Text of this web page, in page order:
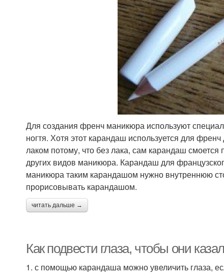
Для создания френч маникюра используют
ногтя. Хотя этот карандаш используется для
лаком потому, что без лака, сам карандаш
других видов маникюра. Карандаш для
маникюра таким карандашом нужно внутреннюю
прорисовывать карандашом.
читать дальше →
Как подвести глаза, чтобы они
1. с помощью карандаша можно увеличить глаза,